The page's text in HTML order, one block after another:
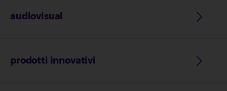
audiovisual
prodotti innovativi